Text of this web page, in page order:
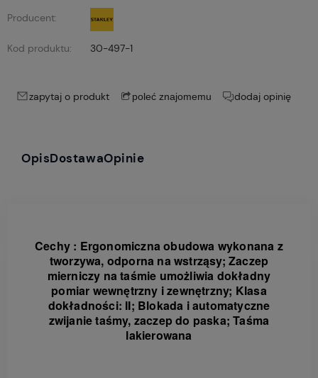
Producent:
Kod produktu: 30-497-1
zapytaj o produkt poleć znajomemu dodaj opinię
OpisDostawaOpinie
Cechy : Ergonomiczna obudowa wykonana z
tworzywa, odporna na wstrząsy; Zaczep
mierniczy na taśmie umożliwia dokładny
pomiar wewnętrzny i zewnętrzny; Klasa
dokładności: II; Blokada i automatyczne
zwijanie taśmy, zaczep do paska;Taśma
lakierowana